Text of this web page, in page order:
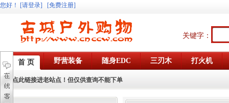
您好 ！ [请登录] [免费注册]
关键字：
首 页 野营装备 随身EDC 三刃木 打火机
点此链接进老站点！但仅供查询不能下单